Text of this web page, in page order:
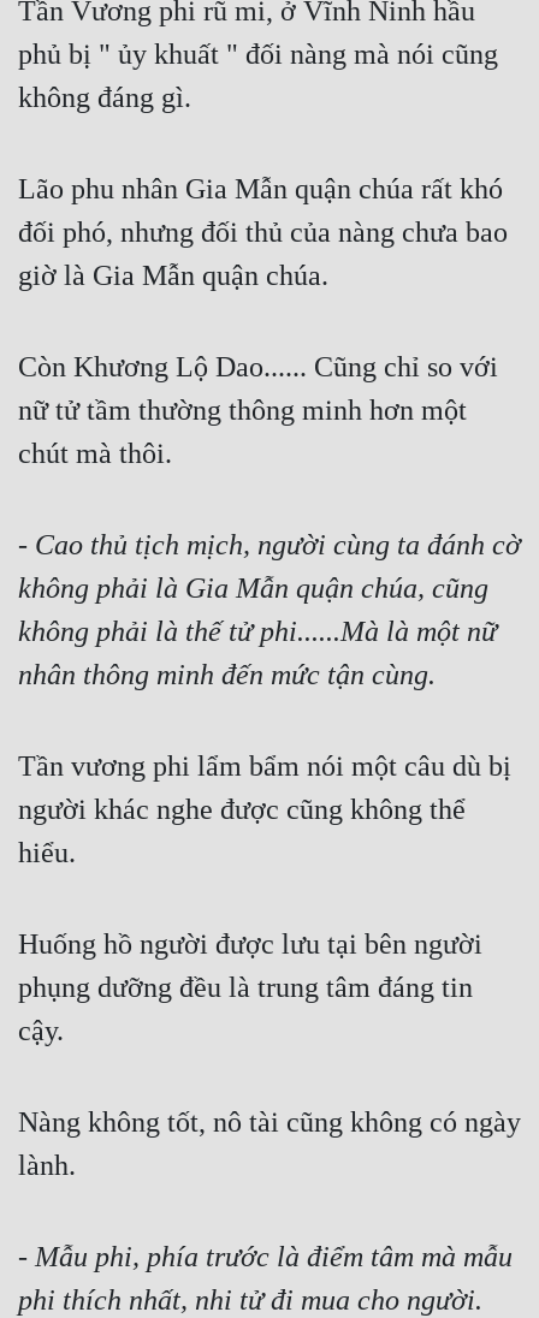
Tần Vương phi rũ mi, ở Vĩnh Ninh hầu
phủ bị " ủy khuất " đối nàng mà nói cũng
không đáng gì.
Lão phu nhân Gia Mẫn quận chúa rất khó
đối phó, nhưng đối thủ của nàng chưa bao
giờ là Gia Mẫn quận chúa.
Còn Khương Lộ Dao...... Cũng chỉ so với
nữ tử tầm thường thông minh hơn một
chút mà thôi.
- Cao thủ tịch mịch, người cùng ta đánh cờ
không phải là Gia Mẫn quận chúa, cũng
không phải là thế tử phi......Mà là một nữ
nhân thông minh đến mức tận cùng.
Tần vương phi lẩm bẩm nói một câu dù bị
người khác nghe được cũng không thể
hiểu.
Huống hồ người được lưu tại bên người
phụng dưỡng đều là trung tâm đáng tin
cậy.
Nàng không tốt, nô tài cũng không có ngày
lành.
- Mẫu phi, phía trước là điểm tâm mà mẫu
phi thích nhất, nhi tử đi mua cho người.